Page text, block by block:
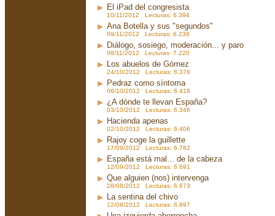
El iPad del congresista
10/11/2012 Lecturas: 6.394
Ana Botella y sus "segundos"
09/11/2012 Lecturas: 6.238
Diálogo, sosiego, moderación... y paro
06/11/2012 Lecturas: 7.220
Los abuelos de Gómez
24/10/2012 Lecturas: 6.378
Pedraz como síntoma
06/10/2012 Lecturas: 6.418
¿A dónde te llevan España?
03/10/2012 Lecturas: 6.346
Hacienda apenas
02/10/2012 Lecturas: 6.406
Rajoy coge la guillette
17/09/2012 Lecturas: 6.782
España está mal... de la cabeza
12/09/2012 Lecturas: 6.691
Que alguien (nos) intervenga
28/08/2012 Lecturas: 6.673
La sentina del chivo
12/08/2012 Lecturas: 6.897